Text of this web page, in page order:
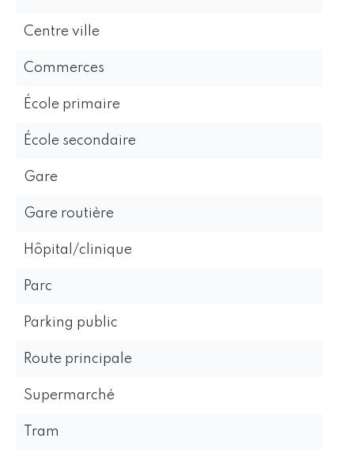
Centre ville
Commerces
École primaire
École secondaire
Gare
Gare routière
Hôpital/clinique
Parc
Parking public
Route principale
Supermarché
Tram